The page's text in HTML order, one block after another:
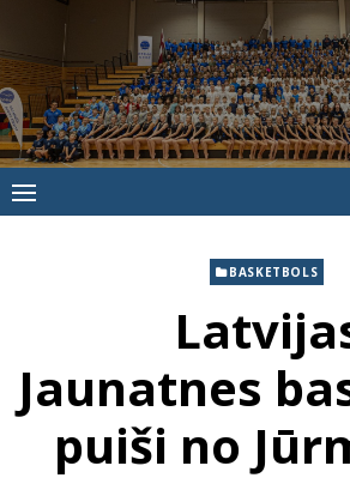
to
content
Jūrmalas
Sporta
skola
BASKETBOLS
Jaunatnes
puiši no